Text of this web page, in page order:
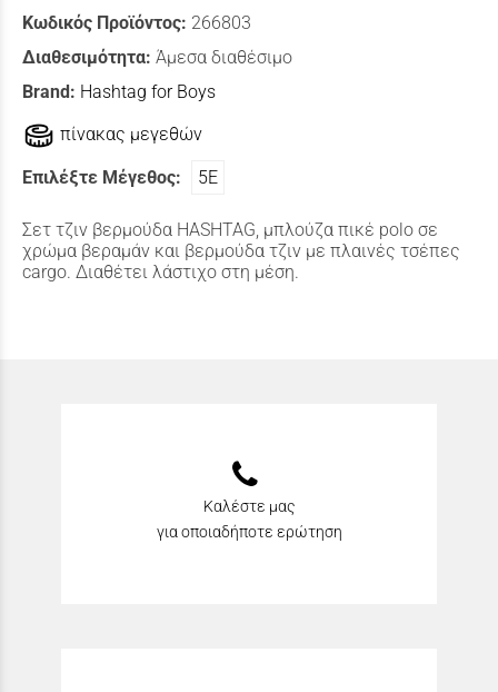
Κωδικός Προϊόντος: 266803
Διαθεσιμότητα: Άμεσα διαθέσιμο
Brand: Hashtag for Boys
πίνακας μεγεθών
Επιλέξτε Μέγεθος: 5Ε
Σετ τζιν βερμούδα HASHTAG, μπλούζα πικέ polo σε
χρώμα βεραμάν και βερμούδα τζιν με πλαινές τσέπες
cargo. Διαθέτει λάστιχο στη μέση.
Καλέστε μας
για οποιαδήποτε ερώτηση